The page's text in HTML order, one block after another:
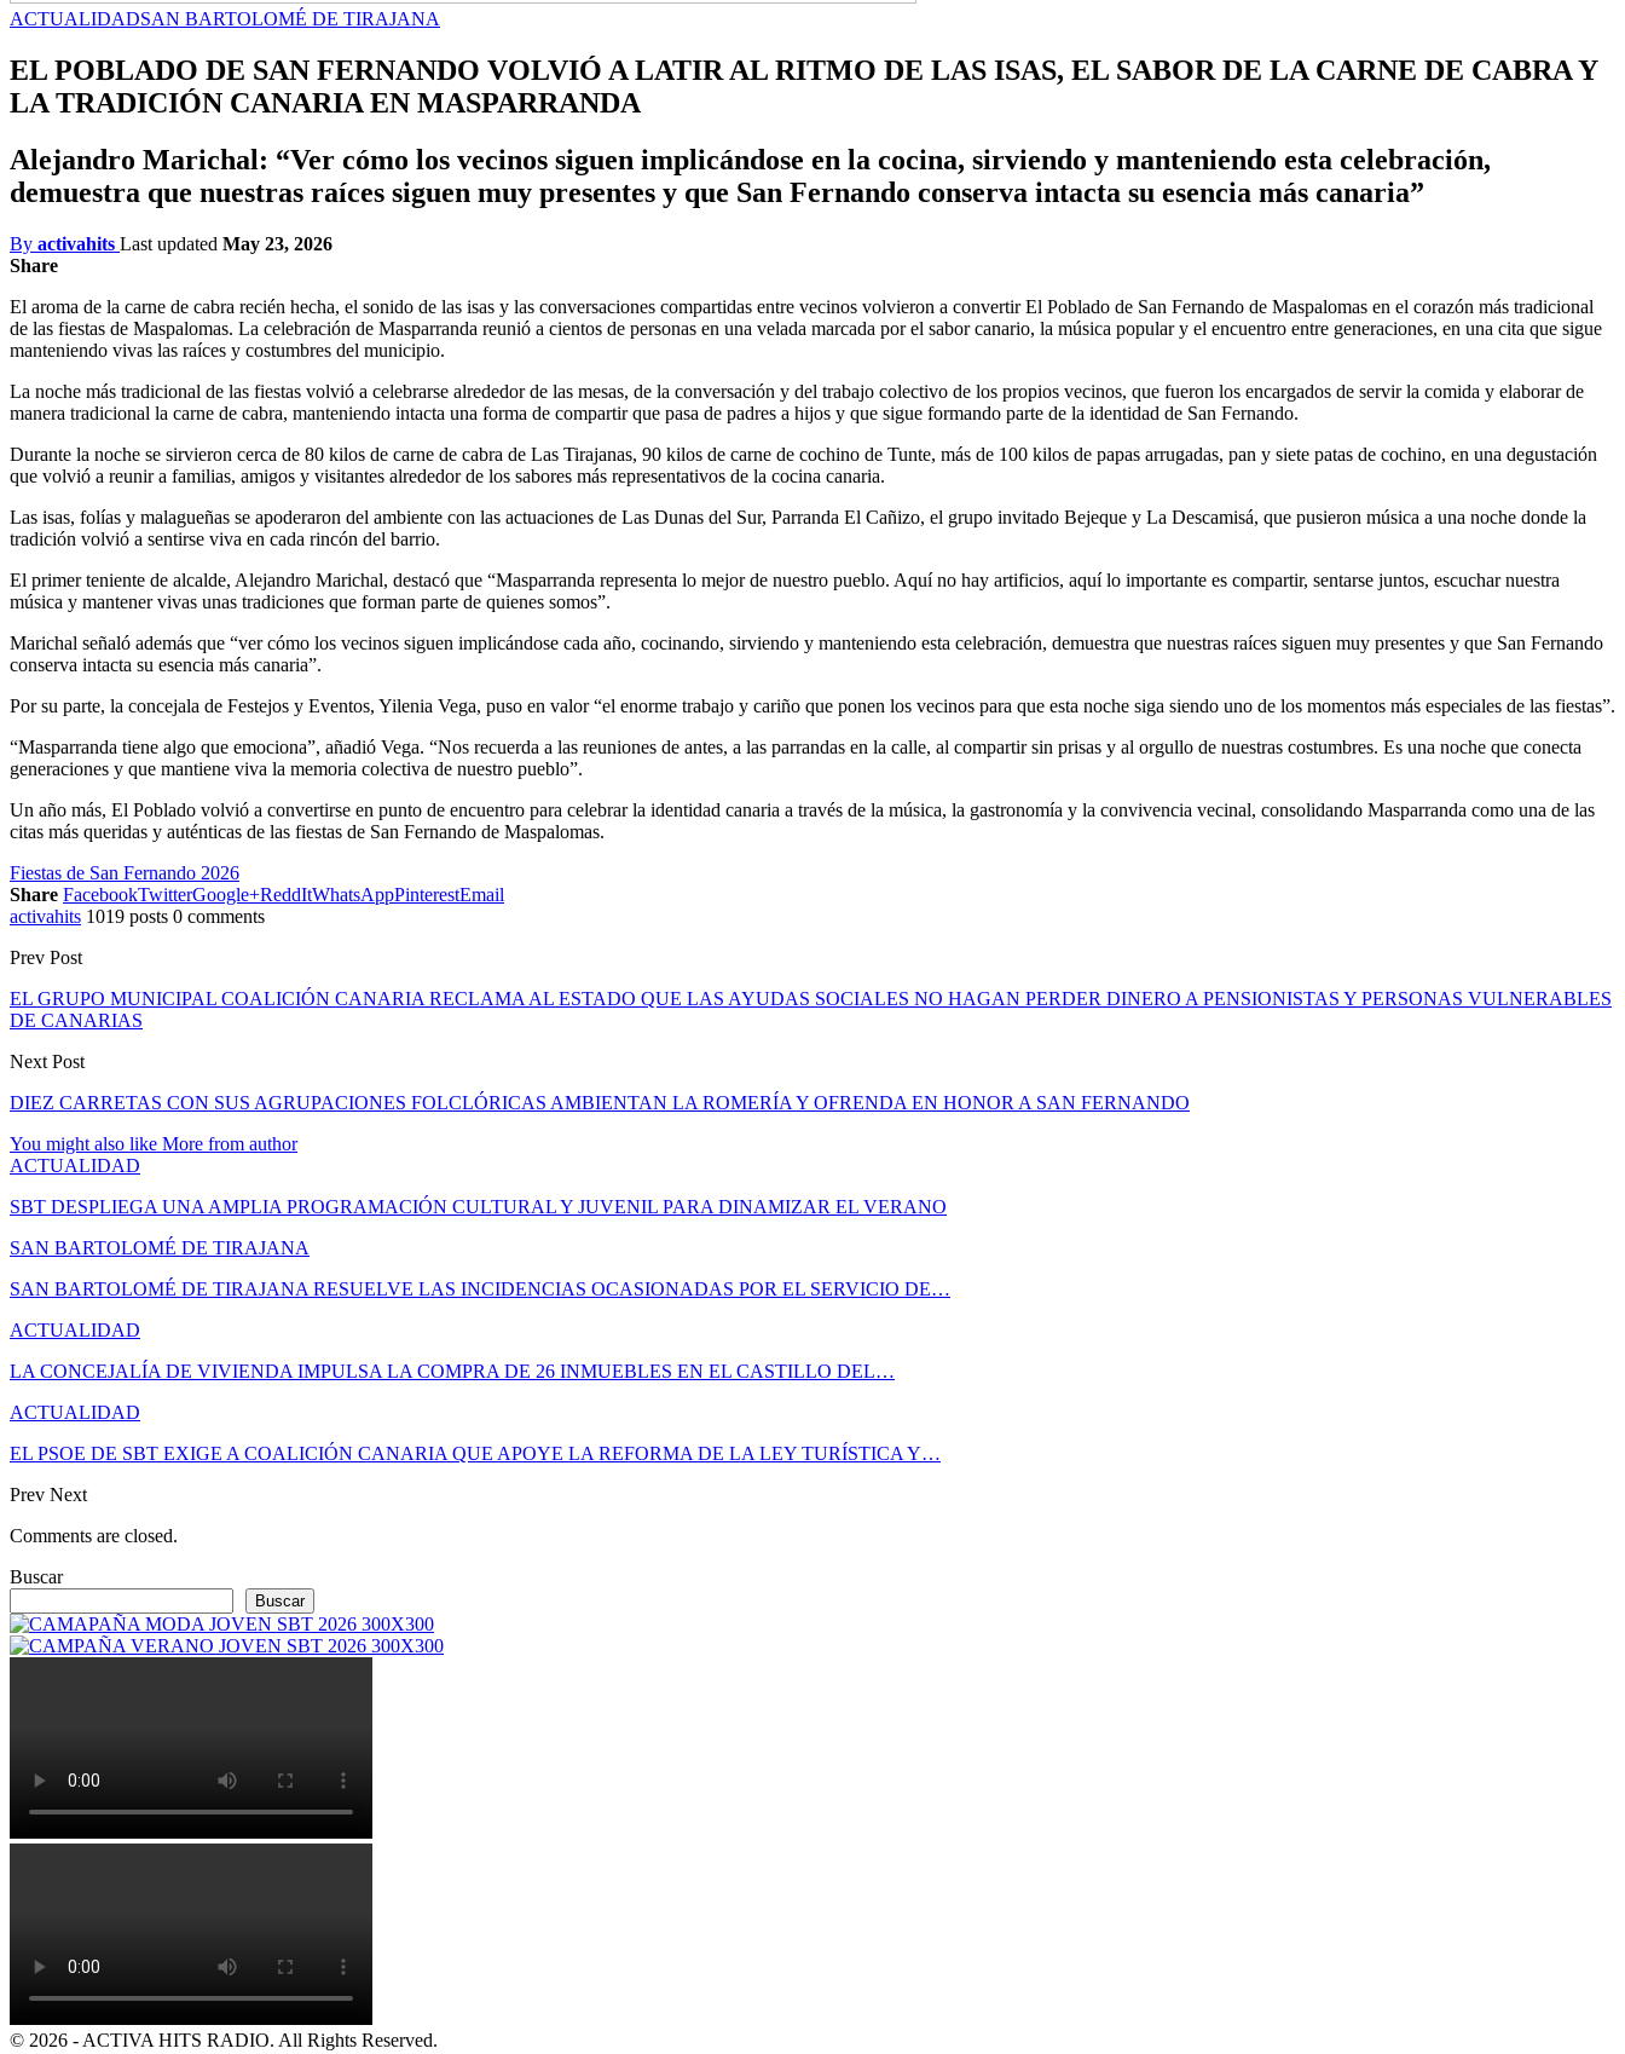
ACTUALIDADSAN BARTOLOMÉ DE TIRAJANA
EL POBLADO DE SAN FERNANDO VOLVIÓ A LATIR AL RITMO DE LAS ISAS, EL SABOR DE LA CARNE DE CABRA Y
LA TRADICIÓN CANARIA EN MASPARRANDA
Alejandro Marichal: “Ver cómo los vecinos siguen implicándose en la cocina, sirviendo y manteniendo esta celebración,
demuestra que nuestras raíces siguen muy presentes y que San Fernando conserva intacta su esencia más canaria”
By activahits Last updated May 23, 2026
Share
El aroma de la carne de cabra recién hecha, el sonido de las isas y las conversaciones compartidas entre vecinos volvieron a convertir El Poblado de San Fernando de Maspalomas en el corazón más tradicional
de las fiestas de Maspalomas. La celebración de Masparranda reunió a cientos de personas en una velada marcada por el sabor canario, la música popular y el encuentro entre generaciones, en una cita que sigue
manteniendo vivas las raíces y costumbres del municipio.
La noche más tradicional de las fiestas volvió a celebrarse alrededor de las mesas, de la conversación y del trabajo colectivo de los propios vecinos, que fueron los encargados de servir la comida y elaborar de
manera tradicional la carne de cabra, manteniendo intacta una forma de compartir que pasa de padres a hijos y que sigue formando parte de la identidad de San Fernando.
Durante la noche se sirvieron cerca de 80 kilos de carne de cabra de Las Tirajanas, 90 kilos de carne de cochino de Tunte, más de 100 kilos de papas arrugadas, pan y siete patas de cochino, en una degustación
que volvió a reunir a familias, amigos y visitantes alrededor de los sabores más representativos de la cocina canaria.
Las isas, folías y malagueñas se apoderaron del ambiente con las actuaciones de Las Dunas del Sur, Parranda El Cañizo, el grupo invitado Bejeque y La Descamisá, que pusieron música a una noche donde la
tradición volvió a sentirse viva en cada rincón del barrio.
El primer teniente de alcalde, Alejandro Marichal, destacó que “Masparranda representa lo mejor de nuestro pueblo. Aquí no hay artificios, aquí lo importante es compartir, sentarse juntos, escuchar nuestra
música y mantener vivas unas tradiciones que forman parte de quienes somos”.
Marichal señaló además que “ver cómo los vecinos siguen implicándose cada año, cocinando, sirviendo y manteniendo esta celebración, demuestra que nuestras raíces siguen muy presentes y que San Fernando
conserva intacta su esencia más canaria”.
Por su parte, la concejala de Festejos y Eventos, Yilenia Vega, puso en valor “el enorme trabajo y cariño que ponen los vecinos para que esta noche siga siendo uno de los momentos más especiales de las fiestas”.
“Masparranda tiene algo que emociona”, añadió Vega. “Nos recuerda a las reuniones de antes, a las parrandas en la calle, al compartir sin prisas y al orgullo de nuestras costumbres. Es una noche que conecta
generaciones y que mantiene viva la memoria colectiva de nuestro pueblo”.
Un año más, El Poblado volvió a convertirse en punto de encuentro para celebrar la identidad canaria a través de la música, la gastronomía y la convivencia vecinal, consolidando Masparranda como una de las
citas más queridas y auténticas de las fiestas de San Fernando de Maspalomas.
Fiestas de San Fernando 2026
Share FacebookTwitterGoogle+ReddItWhatsAppPinterestEmail
activahits 1019 posts 0 comments
Prev Post
EL GRUPO MUNICIPAL COALICIÓN CANARIA RECLAMA AL ESTADO QUE LAS AYUDAS SOCIALES NO HAGAN PERDER DINERO A PENSIONISTAS Y PERSONAS VULNERABLES
DE CANARIAS
Next Post
DIEZ CARRETAS CON SUS AGRUPACIONES FOLCLÓRICAS AMBIENTAN LA ROMERÍA Y OFRENDA EN HONOR A SAN FERNANDO
You might also like More from author
ACTUALIDAD
SBT DESPLIEGA UNA AMPLIA PROGRAMACIÓN CULTURAL Y JUVENIL PARA DINAMIZAR EL VERANO
SAN BARTOLOMÉ DE TIRAJANA
SAN BARTOLOMÉ DE TIRAJANA RESUELVE LAS INCIDENCIAS OCASIONADAS POR EL SERVICIO DE…
ACTUALIDAD
LA CONCEJALÍA DE VIVIENDA IMPULSA LA COMPRA DE 26 INMUEBLES EN EL CASTILLO DEL…
ACTUALIDAD
EL PSOE DE SBT EXIGE A COALICIÓN CANARIA QUE APOYE LA REFORMA DE LA LEY TURÍSTICA Y…
Prev Next
Comments are closed.
Buscar
Buscar
© 2026 - ACTIVA HITS RADIO. All Rights Reserved.